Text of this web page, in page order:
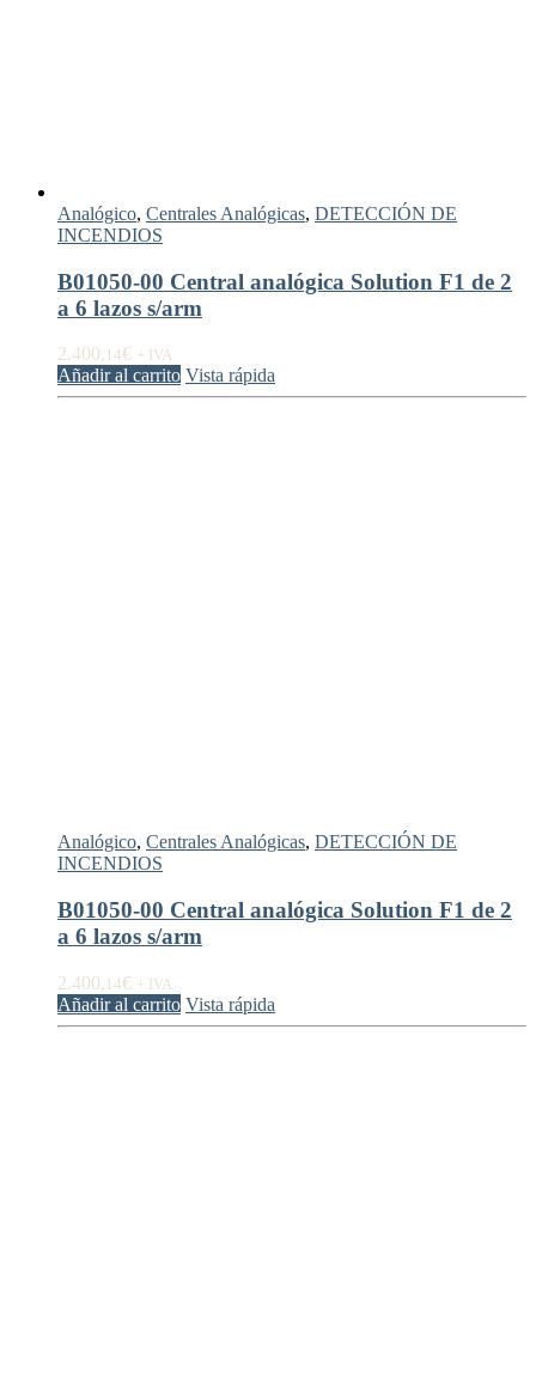
Analógico, Centrales Analógicas, DETECCIÓN DE
INCENDIOS
B01050-00 Central analógica Solution F1 de 2
a 6 lazos s/arm
2.400, 14€ + IVA
Añadir al carrito Vista rápida
Analógico, Centrales Analógicas, DETECCIÓN DE
INCENDIOS
B01050-00 Central analógica Solution F1 de 2
a 6 lazos s/arm
2.400, 14€ + IVA
Añadir al carrito Vista rápida